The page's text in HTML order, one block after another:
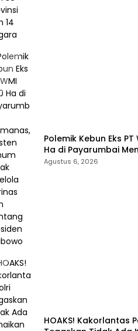
Polemik Kebun Eks PT
Ha di Payarumbai
Asisten Umum Tolak
Agustus 6, 2026
HOAKS! Kakorlantas